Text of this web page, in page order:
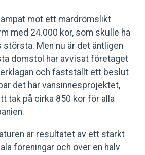
mot ett mardrömslikt
med 24.000 kor, som skulle ha
största. Men nu är det äntligen
domstol har avvisat företaget
och fastställt ett beslut
det här vansinnesprojektet,
tak på cirka 850 kor för alla
är resultatet av ett starkt
föreningar och över en halv